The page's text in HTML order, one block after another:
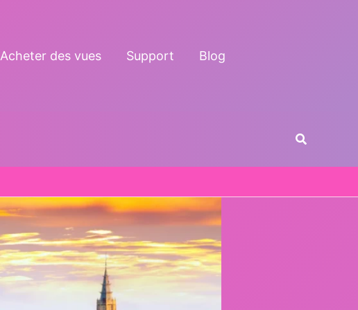
Acheter des vues Support Blog